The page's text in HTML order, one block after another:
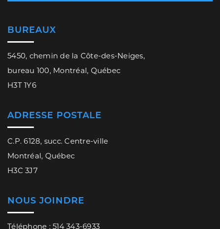
BUREAUX
5450, chemin de la Côte-des-Neiges,
bureau 100, Montréal, Québec
H3T 1Y6
ADRESSE POSTALE
C.P. 6128, succ. Centre-ville
Montréal, Québec
H3C 3J7
NOUS JOINDRE
Téléphone : 514 343-6933